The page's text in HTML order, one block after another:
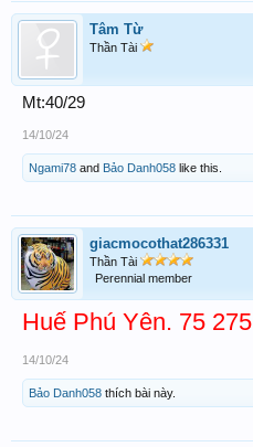
Tâm Từ
Thần Tài
Mt:40/29
14/10/24
Ngami78 and Bảo Danh058 like this.
giacmocothat286331
Thần Tài
Perennial member
Huế Phú Yên. 75 275
14/10/24
Bảo Danh058 thích bài này.